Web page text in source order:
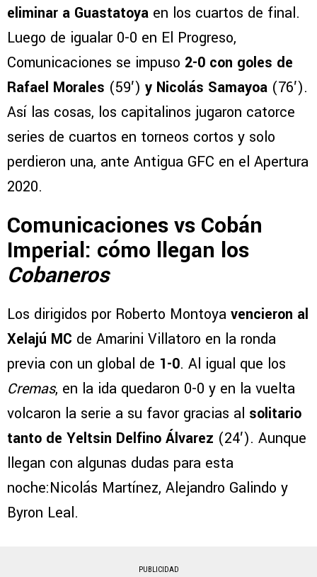
eliminar a Guastatoya en los cuartos de final.
Luego de igualar 0-0 en El Progreso,
Comunicaciones se impuso 2-0 con goles de
Rafael Morales (59′) y Nicolás Samayoa (76′).
Así las cosas, los capitalinos jugaron catorce
series de cuartos en torneos cortos y solo
perdieron una, ante Antigua GFC en el Apertura
2020.
Comunicaciones vs Cobán
Imperial: cómo llegan los
Cobaneros
Los dirigidos por Roberto Montoya vencieron al
Xelajú MC de Amarini Villatoro en la ronda
previa con un global de 1-0. Al igual que los
Cremas, en la ida quedaron 0-0 y en la vuelta
volcaron la serie a su favor gracias al solitario
tanto de Yeltsin Delfino Álvarez (24′). Aunque
llegan con algunas dudas para esta
noche:Nicolás Martínez, Alejandro Galindo y
Byron Leal.
PUBLICIDAD